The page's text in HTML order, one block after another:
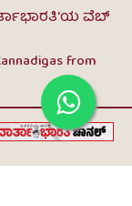
ವೆಬ್
from